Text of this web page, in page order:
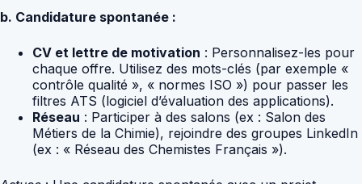
b. Candidature spontanée :
CV et lettre de motivation : Personnalisez-les pour
chaque offre. Utilisez des mots-clés (par exemple «
contrôle qualité », « normes ISO ») pour passer les
filtres ATS (logiciel d’évaluation des applications).
Réseau : Participer à des salons (ex : Salon des
Métiers de la Chimie), rejoindre des groupes LinkedIn
(ex : « Réseau des Chemistes Français »).